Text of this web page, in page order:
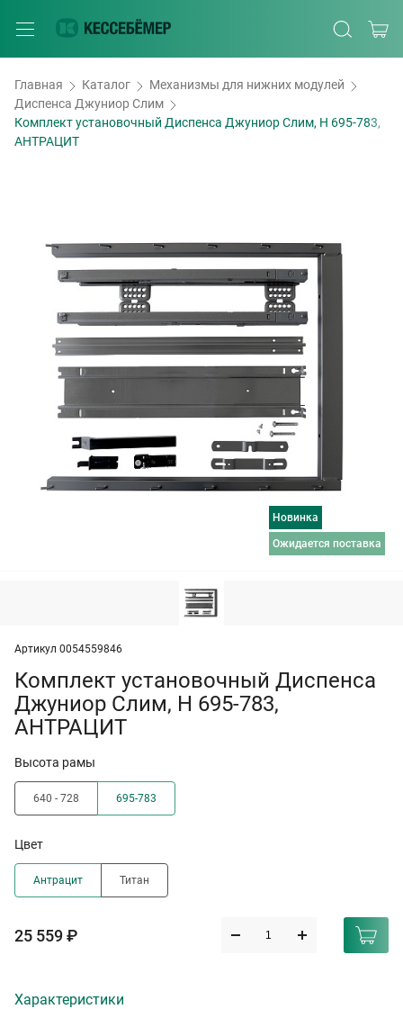
Главная Каталог
Механизмы для нижних модулей
Диспенса Джуниор Слим
Комплект установочный Диспенса Джуниор Слим, H 695-783,
АНТРАЦИТ
Новинка
ожидается поставка
Артикул 0054559846
Комплект установочный Диспенса
Джуниор Слим, H 695-783,
АНТРАЦИТ
Высота рамы
640 - 728 695-783
Цвет
Антрацит Титан
25 559 ₽
Характеристики